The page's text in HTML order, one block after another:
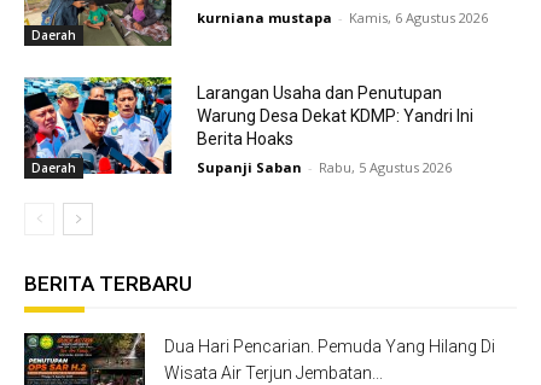
Daerah
kurniana mustapa - Kamis, 6 Agustus 2026
Daerah
Larangan Usaha dan Penutupan
Warung Desa Dekat KDMP: Yandri Ini
Berita Hoaks
Supanji Saban - Rabu, 5 Agustus 2026
BERITA TERBARU
Dua Hari Pencarian. Pemuda Yang Hilang Di
Wisata Air Terjun Jembatan...